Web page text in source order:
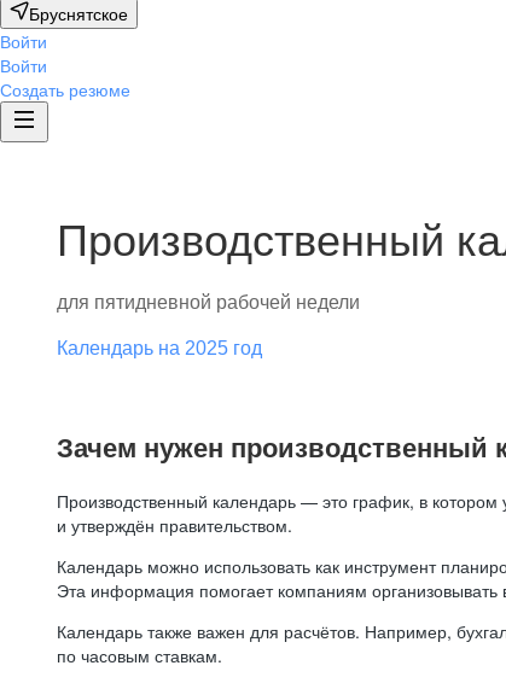
Бруснятское
Войти
Войти
Создать резюме
Производственный
для пятидневной рабочей недели
Календарь на 2025 год
Зачем нужен производственный
Производственный календарь — это график, в
и утверждён правительством.
Календарь можно использовать как инструмент
Эта информация помогает компаниям организовывать
Календарь также важен для расчётов. Например,
по часовым ставкам.